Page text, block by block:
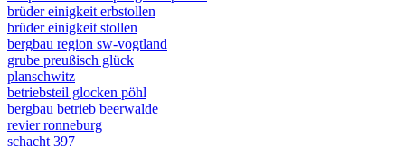
brüder einigkeit erbstollen
brüder einigkeit stollen
bergbau region sw-vogtland
grube preußisch glück
planschwitz
betriebsteil glocken pöhl
bergbau betrieb beerwalde
revier ronneburg
schacht 397